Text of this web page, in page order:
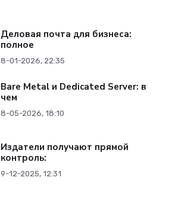
Деловая почта для бизнеса:
полное
8-01-2026, 22:35
Bare Metal и Dedicated Server: в
чем
8-05-2026, 18:10
Издатели получают прямой
контроль:
9-12-2025, 12:31